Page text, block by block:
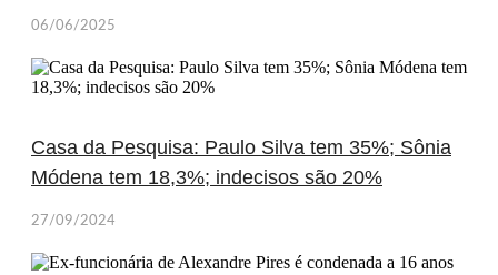
06/06/2025
Casa da Pesquisa: Paulo Silva tem 35%; Sônia
Módena tem 18,3%; indecisos são 20%
27/09/2024